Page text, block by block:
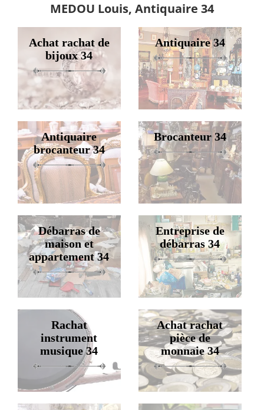
MEDOU Louis, Antiquaire 34
Achat rachat de
bijoux 34
Antiquaire 34
Antiquaire
brocanteur 34
Brocanteur 34
Débarras de
maison et
appartement 34
Entreprise de
débarras 34
Rachat
instrument
musique 34
Achat rachat
pièce de
monnaie 34